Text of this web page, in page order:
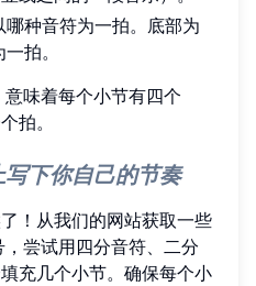
哪种音符为一拍。底部为
拍。
味着每个小节有四个
拍。
下你自己的节奏
！从我们的网站获取一些
尝试用四分音符、二分
充几个小节。确保每个小